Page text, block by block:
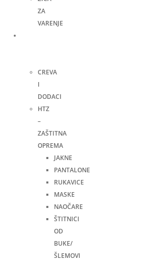
ZA
VARENJE
CREVA
I
DODACI
HTZ
–
ZAŠTITNA
OPREMA
JAKNE
PANTALONE
RUKAVICE
MASKE
NAOČARE
ŠTITNICI
OD
BUKE/
ŠLEMOVI